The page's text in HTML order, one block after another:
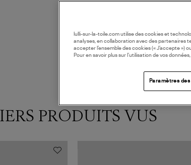
PRODUITS VUS
lulli-sur-la-toile.com utilise des cookies et
analyses, en collaboration avec des partenaires
accepter l’ensemble des cookies (« J’accepte
Pour en savoir plus sur l’utilisation de vos données,
Paramètres